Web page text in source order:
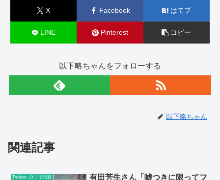
X Facebook はてブ
LINE Pinterest コピー
以下略ちゃんをフォローする
以下略ちゃん
関連記事
Twitter（X）で話題
有田芳生さん「嘘つきに限ってフ